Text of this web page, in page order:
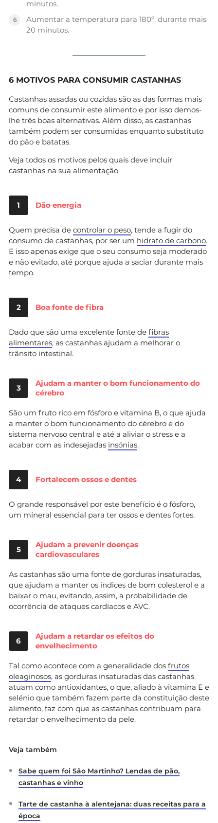
minutos.
Aumentar a temperatura para 180º, durante mais
20 minutos.
6 MOTIVOS PARA CONSUMIR CASTANHAS
Castanhas assadas ou cozidas são as das formas mais
comuns de consumir este alimento e por isso demos-
lhe três boas alternativas. Além disso, as castanhas
também podem ser consumidas enquanto substituto
do pão e batatas.
Veja todos os motivos pelos quais deve incluir
castanhas na sua alimentação.
1 Dão energia
Quem precisa de controlar o peso, tende a fugir do
consumo de castanhas, por ser um hidrato de carbono.
E isso apenas exige que o seu consumo seja moderado
e não evitado, até porque ajuda a saciar durante mais
tempo.
2 Boa fonte de fibra
Dado que são uma excelente fonte de fibras
alimentares, as castanhas ajudam a melhorar o
trânsito intestinal.
3
Ajudam a manter o bom funcionamento do
cérebro
São um fruto rico em fósforo e vitamina B, o que ajuda
a manter o bom funcionamento do cérebro e do
sistema nervoso central e até a aliviar o stress e a
acabar com as indesejadas insónias.
4 Fortalecem ossos e dentes
O grande responsável por este benefício é o fósforo,
um mineral essencial para ter ossos e dentes fortes.
5
Ajudam a prevenir doenças
cardiovasculares
As castanhas são uma fonte de gorduras insaturadas,
que ajudam a manter os índices de bom colesterol e a
baixar o mau, evitando, assim, a probabilidade de
ocorrência de ataques cardíacos e AVC.
6
Ajudam a retardar os efeitos do
envelhecimento
Tal como acontece com a generalidade dos frutos
oleaginosos, as gorduras insaturadas das castanhas
atuam como antioxidantes, o que, aliado à vitamina E e
selénio que também fazem parte da constituição deste
alimento, faz com que as castanhas contribuam para
retardar o envelhecimento da pele.
Veja também
Sabe quem foi São Martinho? Lendas de pão,
castanhas e vinho
Tarte de castanha à alentejana: duas receitas para a
época